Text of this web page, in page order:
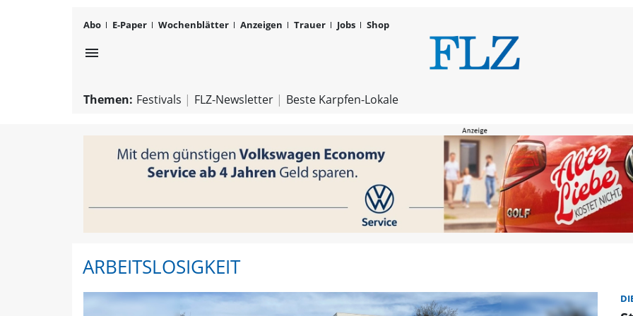
Abo E-Paper Wochenblätter Anzeigen Trauer Jobs Shop
menu
Themen: Festivals FLZ-Newsletter Beste Karpfen-Lokale
ARBEITSLOSIGKEIT